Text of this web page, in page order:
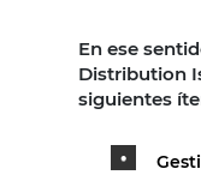
En ese
Distribution
siguientes